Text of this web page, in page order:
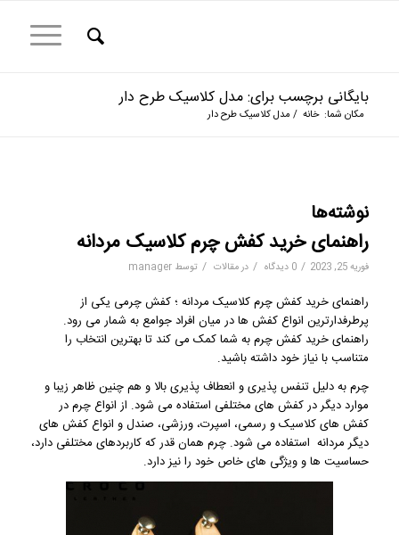
بایگانی برچسب برای: مدل کلاسیک طرح دار
مکان شما: خانه / مدل کلاسیک طرح دار
نوشته‌ها
راهنمای خرید کفش چرم کلاسیک مردانه
فوریه 25, 2023 / 0 دیدگاه / درمقالات / توسط manager
راهنمای خرید کفش چرم کلاسیک مردانه ؛ کفش چرمی یکی از
پرطرفدارترین انواع کفش ها در میان افراد جوامع به شمار می رود.
راهنمای خرید کفش چرم به شما کمک می کند تا بهترین انتخاب را
متناسب با نیاز خود داشته باشید.
چرم به دلیل تنفس پذیری و انعطاف پذیری بالا و هم چنین ظاهر زیبا و
موارد دیگر در کفش های مختلفی استفاده می شود. از انواع چرم در
کفش های کلاسیک و رسمی، اسپرت، ورزشی، صندل و انواع کفش های
دیگر مردانه استفاده می شود. چرم همان قدر که کاربردهای مختلفی دارد،
حساسیت ها و ویژگی های خاص خود را نیز دارد.